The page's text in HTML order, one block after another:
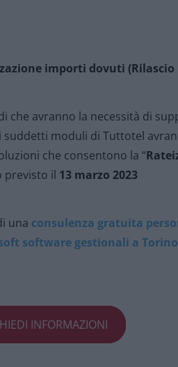
importi dovuti (Rilascio
che avranno la necessità di
suddetti moduli di Tuttotel
che consentono la “
previsto il 13 marzo 2023
una consulenza gratuita
software gestionali a Torino
INFORMAZIONI